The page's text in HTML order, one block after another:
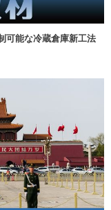
可能な冷蔵倉庫新工法